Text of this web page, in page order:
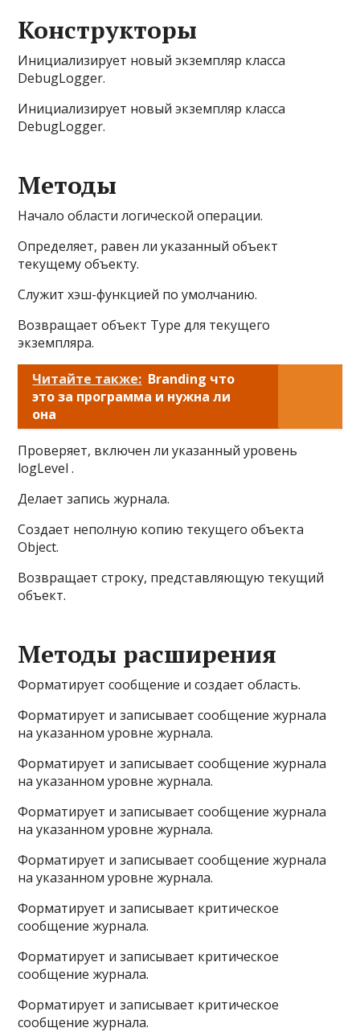
Конструкторы
Инициализирует новый экземпляр класса
DebugLogger.
Инициализирует новый экземпляр класса
DebugLogger.
Методы
Начало области логической операции.
Определяет, равен ли указанный объект
текущему объекту.
Служит хэш-функцией по умолчанию.
Возвращает объект Type для текущего
экземпляра.
Читайте также: Branding что
это за программа и нужна ли
она
Проверяет, включен ли указанный уровень
logLevel .
Делает запись журнала.
Создает неполную копию текущего объекта
Object.
Возвращает строку, представляющую текущий
объект.
Методы расширения
Форматирует сообщение и создает область.
Форматирует и записывает сообщение журнала
на указанном уровне журнала.
Форматирует и записывает сообщение журнала
на указанном уровне журнала.
Форматирует и записывает сообщение журнала
на указанном уровне журнала.
Форматирует и записывает сообщение журнала
на указанном уровне журнала.
Форматирует и записывает критическое
сообщение журнала.
Форматирует и записывает критическое
сообщение журнала.
Форматирует и записывает критическое
сообщение журнала.